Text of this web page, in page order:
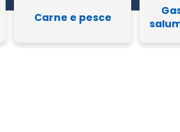
Carne e pesce